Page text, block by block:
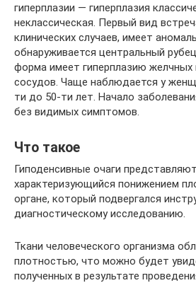
гиперплазии — гиперплазия
неклассическая. Первый вид
клинических случаев, имеет
обнаруживается центральный
форма имеет гиперплазию желчных
сосудов. Чаще наблюдается у
ти до 50-ти лет. Начало
без видимых симптомов.
Что такое
Гиподенсивные очаги
характеризующийся понижением
органе, который подвергался
диагностическому исследованию.
Ткани человеческого организма
плотностью, что можно будет
полученных в результате